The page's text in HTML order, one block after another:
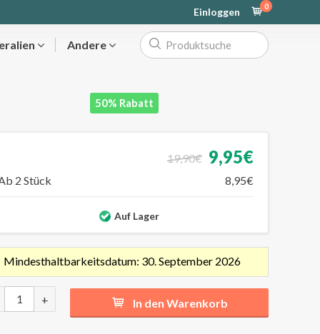
Einloggen 0
Andere
50% Rabatt
19,90€ 9,95€
2 Stück 8,95€
Auf Lager
Mindesthaltbarkeitsdatum: 30. September 2026
+ In den Warenkorb